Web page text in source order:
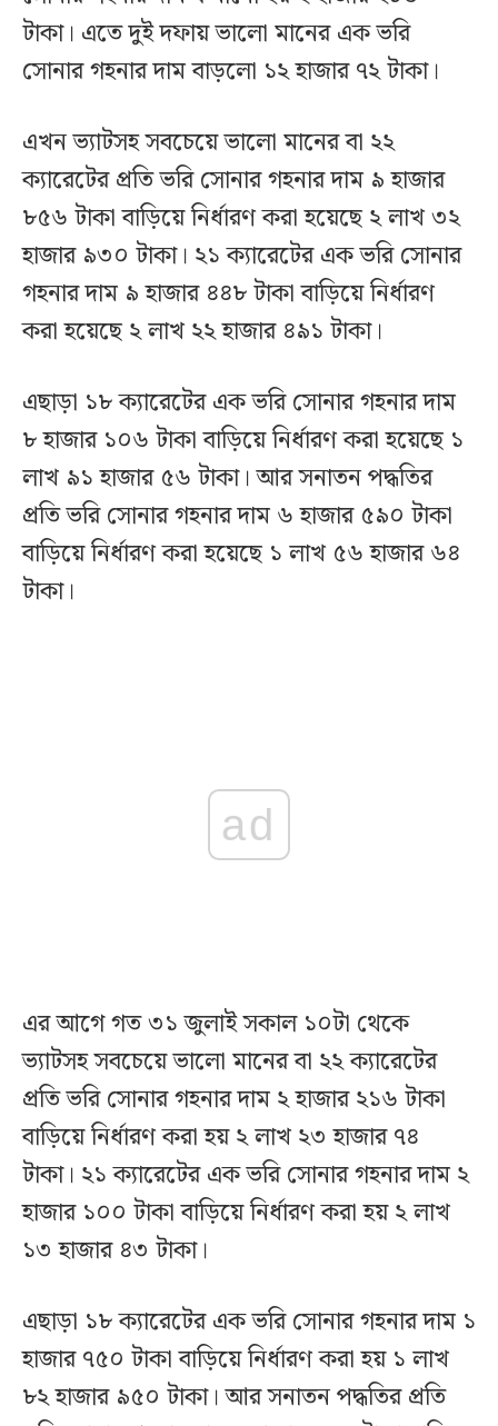
টাকা। এতে দুই দফায় ভালো মানের এক ভরি
সোনার গহনার দাম বাড়লো ১২ হাজার ৭২ টাকা।
এখন ভ্যাটসহ সবচেয়ে ভালো মানের বা ২২
ক্যারেটের প্রতি ভরি সোনার গহনার দাম ৯ হাজার
৮৫৬ টাকা বাড়িয়ে নির্ধারণ করা হয়েছে ২ লাখ ৩২
হাজার ৯৩০ টাকা। ২১ ক্যারেটের এক ভরি সোনার
গহনার দাম ৯ হাজার ৪৪৮ টাকা বাড়িয়ে নির্ধারণ
করা হয়েছে ২ লাখ ২২ হাজার ৪৯১ টাকা।
এছাড়া ১৮ ক্যারেটের এক ভরি সোনার গহনার দাম
৮ হাজার ১০৬ টাকা বাড়িয়ে নির্ধারণ করা হয়েছে ১
লাখ ৯১ হাজার ৫৬ টাকা। আর সনাতন পদ্ধতির
প্রতি ভরি সোনার গহনার দাম ৬ হাজার ৫৯০ টাকা
বাড়িয়ে নির্ধারণ করা হয়েছে ১ লাখ ৫৬ হাজার ৬৪
টাকা।
ad
এর আগে গত ৩১ জুলাই সকাল ১০টা থেকে
ভ্যাটসহ সবচেয়ে ভালো মানের বা ২২ ক্যারেটের
প্রতি ভরি সোনার গহনার দাম ২ হাজার ২১৬ টাকা
বাড়িয়ে নির্ধারণ করা হয় ২ লাখ ২৩ হাজার ৭৪
টাকা। ২১ ক্যারেটের এক ভরি সোনার গহনার দাম ২
হাজার ১০০ টাকা বাড়িয়ে নির্ধারণ করা হয় ২ লাখ
১৩ হাজার ৪৩ টাকা।
এছাড়া ১৮ ক্যারেটের এক ভরি সোনার গহনার দাম ১
হাজার ৭৫০ টাকা বাড়িয়ে নির্ধারণ করা হয় ১ লাখ
৮২ হাজার ৯৫০ টাকা। আর সনাতন পদ্ধতির প্রতি